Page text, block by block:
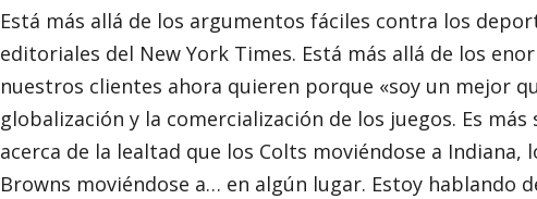
Está más allá de los argumentos fáciles contra los
editoriales del New York Times. Está más allá de los
nuestros clientes ahora quieren porque «soy un mejor
globalización y la comercialización de los juegos. Es
acerca de la lealtad que los Colts moviéndose a Indiana,
Browns moviéndose a… en algún lugar. Estoy hablando